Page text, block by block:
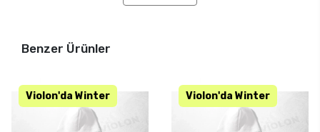
Benzer Ürünler